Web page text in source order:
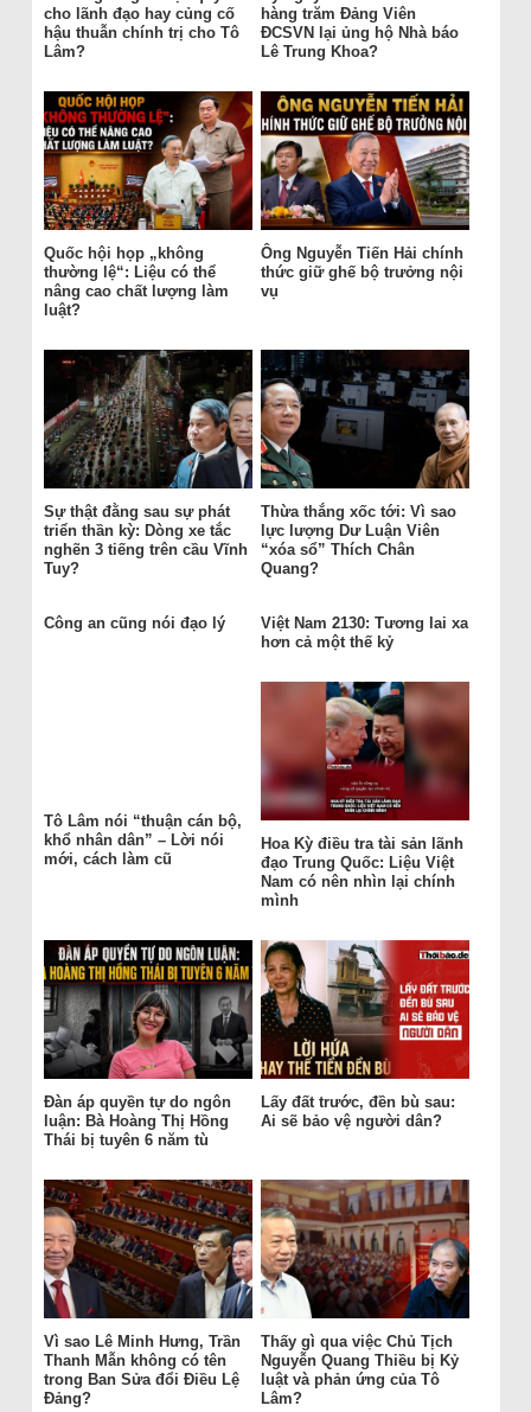
cho lãnh đạo hay củng cố
hậu thuẫn chính trị cho Tô
Lâm?
hàng trăm Đảng Viên
ĐCSVN lại ủng hộ Nhà báo
Lê Trung Khoa?
Quốc hội họp „không
thường lệ“: Liệu có thể
nâng cao chất lượng làm
luật?
Ông Nguyễn Tiến Hải chính
thức giữ ghế bộ trưởng nội
vụ
Sự thật đằng sau sự phát
triển thần kỳ: Dòng xe tắc
nghẽn 3 tiếng trên cầu Vĩnh
Tuy?
Thừa thắng xốc tới: Vì sao
lực lượng Dư Luận Viên
“xóa sổ” Thích Chân
Quang?
Công an cũng nói đạo lý
Việt Nam 2130: Tương lai xa
hơn cả một thế kỷ
Tô Lâm nói “thuận cán bộ,
khổ nhân dân” – Lời nói
mới, cách làm cũ
Hoa Kỳ điều tra tài sản lãnh
đạo Trung Quốc: Liệu Việt
Nam có nên nhìn lại chính
mình
Đàn áp quyền tự do ngôn
luận: Bà Hoàng Thị Hồng
Thái bị tuyên 6 năm tù
Lấy đất trước, đền bù sau:
Ai sẽ bảo vệ người dân?
Vì sao Lê Minh Hưng, Trần
Thanh Mẫn không có tên
trong Ban Sửa đổi Điều Lệ
Đảng?
Thấy gì qua việc Chủ Tịch
Nguyễn Quang Thiều bị Kỷ
luật và phản ứng của Tô
Lâm?